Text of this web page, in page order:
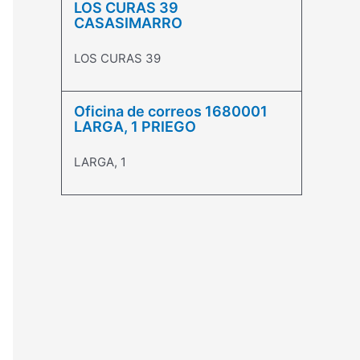
LOS CURAS 39
CASASIMARRO
LOS CURAS 39
Oficina de correos 1680001
LARGA, 1 PRIEGO
LARGA, 1